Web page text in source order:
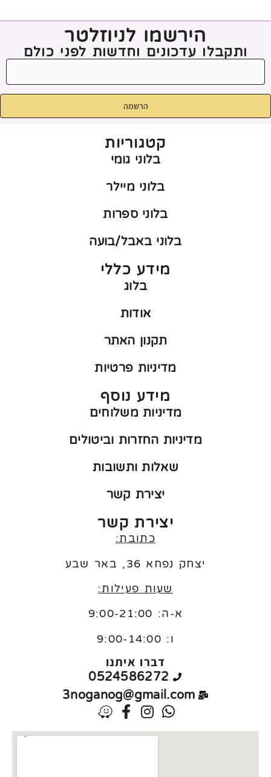
הירשמו לניוזלטר
ותקבלו עדכונים וחדשות לפני כולם
הרשמה
קטגוריות
בלוני גומי
בלוני מיילר
בלוני ספרות
בלוני באבל/בועה
מידע כללי
בלוג
אודות
תקנון האתר
מדיניות פרטיות
מידע נוסף
מדיניות משלוחים
מדיניות החזרות וביטולים
שאלות ותשובות
יצירת קשר
יצירת קשר
כתובת:
יצחק נפחא 36, באר שבע
שעות פעילות:
א-ה: 9:00-21:00
ו: 9:00-14:00
דברו איתנו
0524586272
3noganog@gmail.com